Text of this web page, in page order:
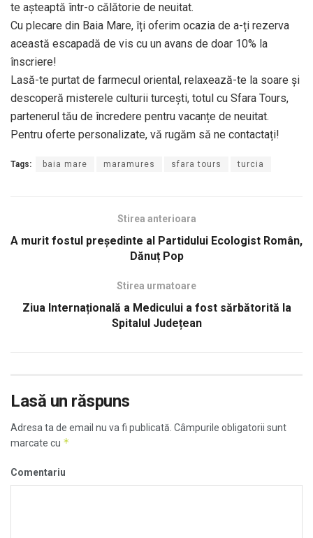
te așteaptă într-o călătorie de neuitat.
Cu plecare din Baia Mare, îți oferim ocazia de a-ți rezerva
această escapadă de vis cu un avans de doar 10% la
înscriere!
Lasă-te purtat de farmecul oriental, relaxează-te la soare și
descoperă misterele culturii turceşti, totul cu Sfara Tours,
partenerul tău de încredere pentru vacanțe de neuitat.
Pentru oferte personalizate, vă rugăm să ne contactați!
Tags: baia mare maramures sfara tours turcia
Stirea anterioara
A murit fostul președinte al Partidului Ecologist Român,
Dănuț Pop
Stirea urmatoare
Ziua Internațională a Medicului a fost sărbătorită la
Spitalul Județean
Lasă un răspuns
Adresa ta de email nu va fi publicată. Câmpurile obligatorii sunt
marcate cu *
Comentariu